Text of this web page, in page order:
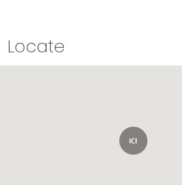
Locate